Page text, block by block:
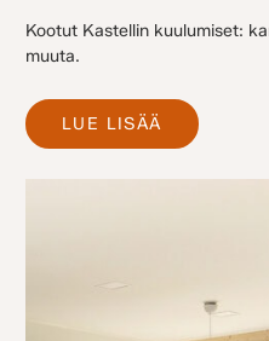
Kootut Kastellin kuulumiset:
muuta.
LUE LISÄÄ